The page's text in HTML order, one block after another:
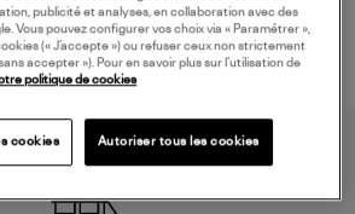
publicité et analyses, en collaboration avec des
Vous pouvez configurer vos choix via « Paramétrer »,
(« J’accepte ») ou refuser ceux non strictement
accepter »). Pour en savoir plus sur l’utilisation de
politique de cookies
cookies Autoriser tous les cookies